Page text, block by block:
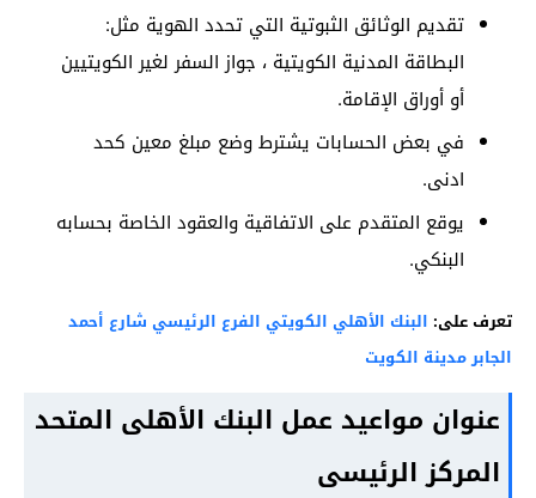
تقديم الوثائق الثبوتية التي تحدد الهوية مثل:
البطاقة المدنية الكويتية ، جواز السفر لغير الكويتيين
أو أوراق الإقامة.
في بعض الحسابات يشترط وضع مبلغ معين كحد
ادنى.
يوقع المتقدم على الاتفاقية والعقود الخاصة بحسابه
البنكي.
تعرف على: البنك الأهلي الكويتي الفرع الرئيسي شارع أحمد
الجابر مدينة الكويت
عنوان مواعيد عمل البنك الأهلى المتحد
المركز الرئيسى